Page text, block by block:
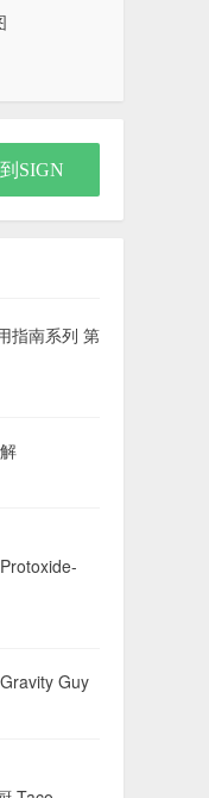
SIGN
指南系列 第
Guy